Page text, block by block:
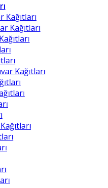
Kağıtları
Kağıtları
Kağıtları